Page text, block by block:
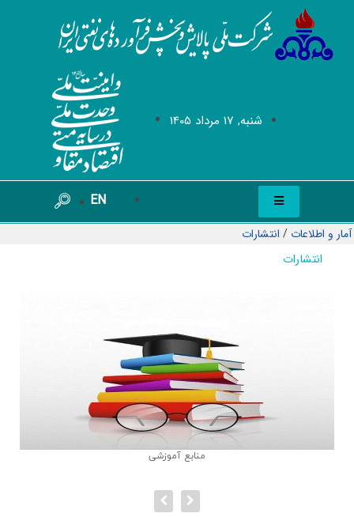
شنبه, 17 مرداد 1405
EN
آمار و اطلاعات / انتشارات
انتشارات
منابع آموزشی